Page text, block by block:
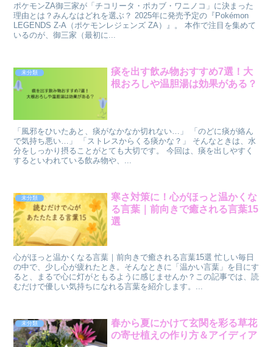
ポケモンZA御三家が「チコリータ・ポカブ・ワニノコ」に決まった
理由とは？みんなはどれを選ぶ？ 2025年に発売予定の『Pokémon
LEGENDS Z-A（ポケモンレジェンズ ZA）』。 本作で注目を集めて
いるのが、御三家（最初に...
未分類
痰を出す飲み物おすすめ7選！大
根おろしや温胆湯は効果がある？
「風邪をひいたあと、痰がなかなか切れない…」 「のどに痰が絡ん
で気持ち悪い…」 「ストレスからくる痰かな？」 そんなときは、水
分をしっかり摂ることがとても大切です。 今回は、痰を出しやすく
するといわれている飲み物や、...
未分類
寒さ対策に！心がほっと温かくな
る言葉｜前向きで癒される言葉15
選
心がほっと温かくなる言葉｜前向きで癒される言葉15選 忙しい毎日
の中で、少し心が疲れたとき。そんなときに「温かい言葉」を目にす
ると、まるで心に灯がともるように感じませんか？この記事では、読
むだけで優しい気持ちになれる言葉を紹介します。...
未分類
春から夏にかけて玄関を彩る草花
の寄せ植えの作り方＆アイディア